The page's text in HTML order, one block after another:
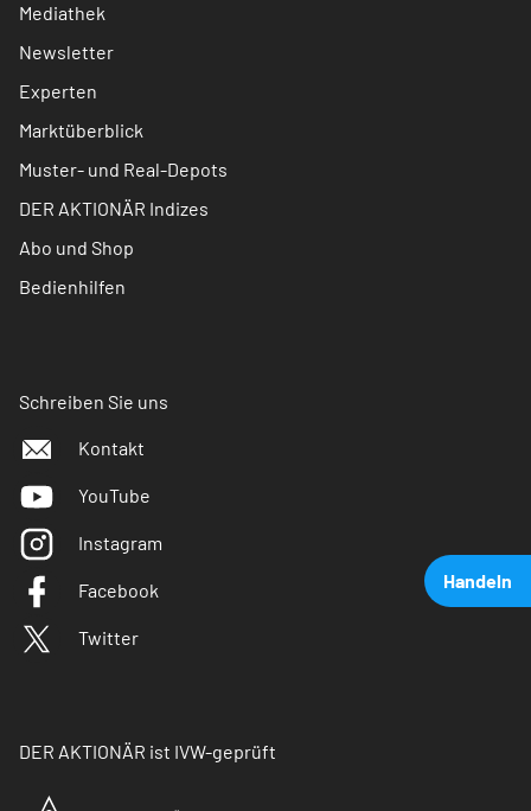
Handeln
Mediathek
Newsletter
Experten
Marktüberblick
Muster- und Real-Depots
DER AKTIONÄR Indizes
Abo und Shop
Bedienhilfen
Schreiben Sie uns
Kontakt
YouTube
Instagram
Facebook
Twitter
DER AKTIONÄR ist IVW-geprüft